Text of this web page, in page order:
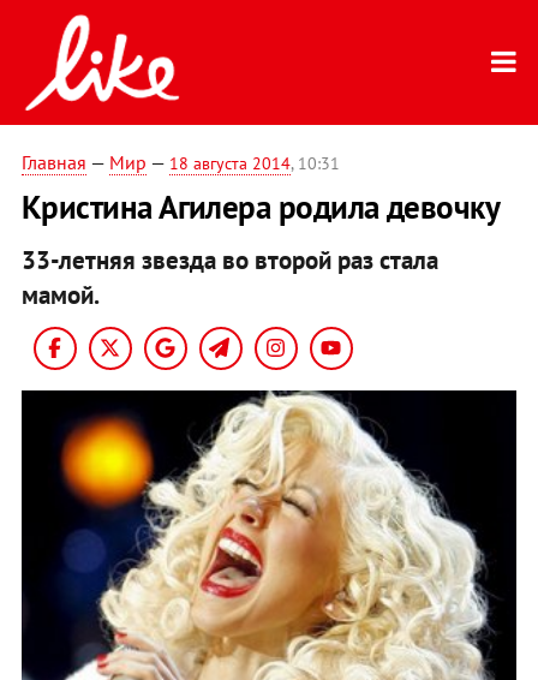
Главная — Мир — 18 августа 2014, 10:31
Кристина Агилера родила девочку
33-летняя звезда во второй раз стала
мамой.